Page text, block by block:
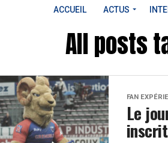
ACCUEIL ACTUS
All posts
FAN
Le